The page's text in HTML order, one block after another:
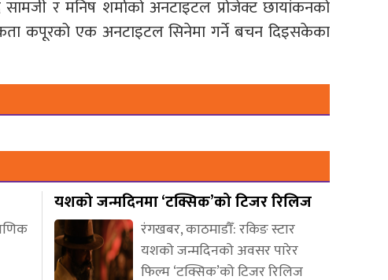
सामजी र मनिष शर्माको अनटाइटल प्रोजेक्ट छायांकनको
कपूरको एक अनटाइटल सिनेमा गर्ने बचन दिइसकेका
यशको जन्मदिनमा ‘टक्सिक’को टिजर रिलिज
रंगखबर, काठमाडौँ: रकिङ स्टार
यशको जन्मदिनको अवसर पारेर
फिल्म ‘टक्सिक’को टिजर रिलिज